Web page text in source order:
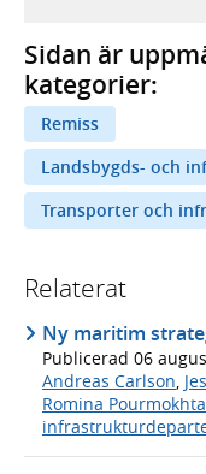
Sidan är
kategorier:
Remiss
Landsbygds- och
Transporter och
Relaterat
Ny maritim
Publicerad 06
Andreas Carlson
Romina